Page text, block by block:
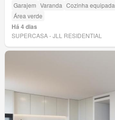
Garajem Varanda Cozinha equipada
Área verde
Há 4 dias
SUPERCASA - JLL RESIDENTIAL